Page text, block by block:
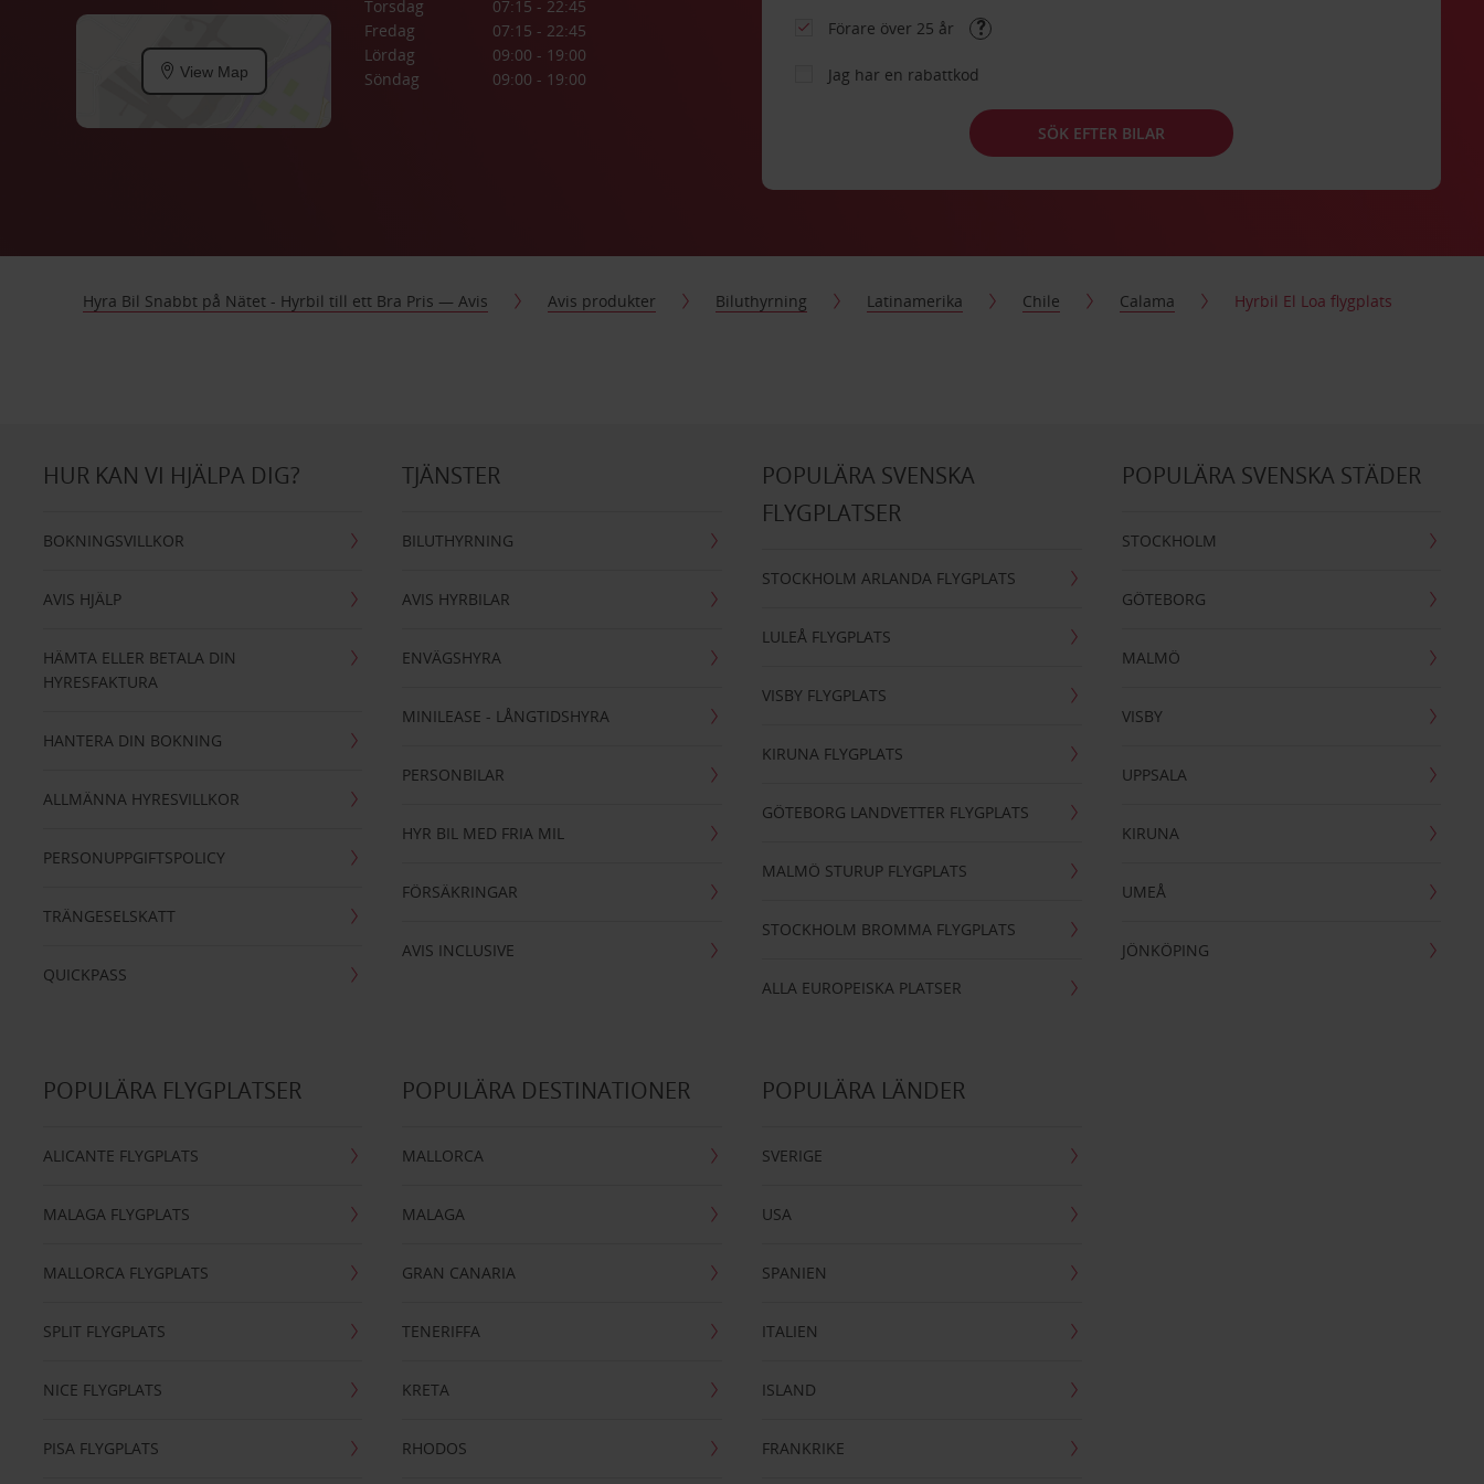
View Map
Torsdag
07:15 - 22:45
Fredag
07:15 - 22:45
Lördag
09:00 - 19:00
Söndag
09:00 - 19:00
Förare över 25 år
Jag har en rabattkod
SÖK EFTER BILAR
Hyra Bil Snabbt på Nätet - Hyrbil till ett Bra Pris — Avis Avis produkter Biluthyrning Latinamerika Chile Calama Hyrbil El Loa flygplats
HUR KAN VI HJÄLPA DIG?
BOKNINGSVILLKOR
AVIS HJÄLP
HÄMTA ELLER BETALA DIN
HYRESFAKTURA
HANTERA DIN BOKNING
ALLMÄNNA HYRESVILLKOR
PERSONUPPGIFTSPOLICY
TRÄNGESELSKATT
QUICKPASS
TJÄNSTER
BILUTHYRNING
AVIS HYRBILAR
ENVÄGSHYRA
MINILEASE - LÅNGTIDSHYRA
PERSONBILAR
HYR BIL MED FRIA MIL
FÖRSÄKRINGAR
AVIS INCLUSIVE
POPULÄRA SVENSKA
FLYGPLATSER
STOCKHOLM ARLANDA FLYGPLATS
LULEÅ FLYGPLATS
VISBY FLYGPLATS
KIRUNA FLYGPLATS
GÖTEBORG LANDVETTER FLYGPLATS
MALMÖ STURUP FLYGPLATS
STOCKHOLM BROMMA FLYGPLATS
ALLA EUROPEISKA PLATSER
POPULÄRA SVENSKA STÄDER
STOCKHOLM
GÖTEBORG
MALMÖ
VISBY
UPPSALA
KIRUNA
UMEÅ
JÖNKÖPING
POPULÄRA FLYGPLATSER
ALICANTE FLYGPLATS
MALAGA FLYGPLATS
MALLORCA FLYGPLATS
SPLIT FLYGPLATS
NICE FLYGPLATS
PISA FLYGPLATS
POPULÄRA DESTINATIONER
MALLORCA
MALAGA
GRAN CANARIA
TENERIFFA
KRETA
RHODOS
POPULÄRA LÄNDER
SVERIGE
USA
SPANIEN
ITALIEN
ISLAND
FRANKRIKE